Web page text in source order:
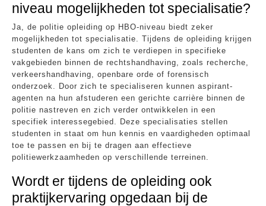
niveau mogelijkheden tot specialisatie?
Ja, de politie opleiding op HBO-niveau biedt zeker
mogelijkheden tot specialisatie. Tijdens de opleiding krijgen
studenten de kans om zich te verdiepen in specifieke
vakgebieden binnen de rechtshandhaving, zoals recherche,
verkeershandhaving, openbare orde of forensisch
onderzoek. Door zich te specialiseren kunnen aspirant-
agenten na hun afstuderen een gerichte carrière binnen de
politie nastreven en zich verder ontwikkelen in een
specifiek interessegebied. Deze specialisaties stellen
studenten in staat om hun kennis en vaardigheden optimaal
toe te passen en bij te dragen aan effectieve
politiewerkzaamheden op verschillende terreinen.
Wordt er tijdens de opleiding ook
praktijkervaring opgedaan bij de